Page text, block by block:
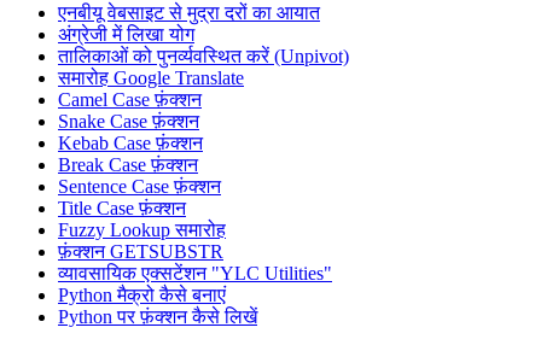
एनबीयू वेबसाइट से मुद्रा दरों का आयात
अंग्रेजी में लिखा योग
तालिकाओं को पुनर्व्यवस्थित करें (Unpivot)
समारोह Google Translate
Camel Case फ़ंक्शन
Snake Case फ़ंक्शन
Kebab Case फ़ंक्शन
Break Case फ़ंक्शन
Sentence Case फ़ंक्शन
Title Case फ़ंक्शन
Fuzzy Lookupसमारोह
फ़ंक्शन GETSUBSTR
व्यावसायिक एक्सटेंशन "YLC Utilities"
Python मैक्रो कैसे बनाएं
Python पर फ़ंक्शन कैसे लिखें